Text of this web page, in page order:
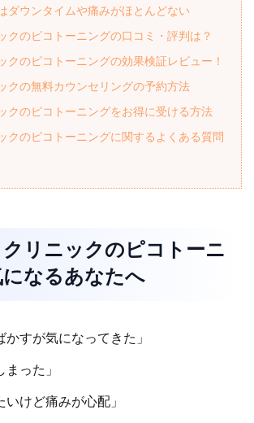
ダウンタイムや痛みがほとんどない
クのピコトーニングの口コミ・評判は？
クのピコトーニングの効果検証レビュー！
クの無料カウンセリングの予約方法
クのピコトーニングをお得に受ける方法
クのピコトーニングに関するよくある質問
リニックのピコトーニ
なるあなたへ
かすが気になってきた」
まった」
いけど痛みが心配」